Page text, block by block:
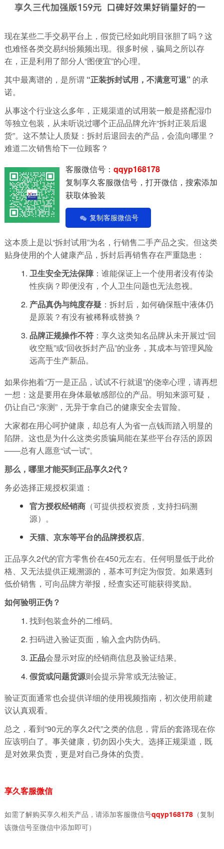
现在某些二手交易平台上，假货已经如此明目张胆了吗？这
也难怪各类交易纠纷频频出现。很多时候，骗局之所以存
在，正是利用了部分人“图便宜”的心理。
其中最离谱的，是所谓 “正装拆封试用，不满意可退” 的承
诺。
从事这个行业这么多年，正规渠道的试用装一般是搭配湿巾
等独立包装，从未听说过哪个正品品牌允许“拆封正装后退
货”。这不禁让人质疑：拆封后退回去的产品，会流向哪里？
难道二次销售给下一位顾客？
客服微信号： qqyp168178
复制享久客服微信号，打开微信，搜索添加
获取体验装
复制客服微信号
这本质上是以“拆封试用”为名，行销售二手产品之实。但这类
贴身使用的个人健康产品，拆封后再销售存在严重隐患：
卫生安全无法保障：谁能保证上一个使用者没有传染
性疾病？即便没有，个人卫生问题也无法忽视。
产品真伪与纯度存疑：拆封后，如何确保瓶中液体仍
是原装？有没有被稀释或替换？
品牌正规操作不符：享久这类知名品牌从未开展过“回
收空瓶”或“回收拆封产品”的业务，其成本与管理风险
远高于生产新品。
如果你抱着“万一是正品，试试不行就退”的侥幸心理，请再想
一想：这是要用在身体最敏感部位的产品。明知来源可疑，
仍让自己“亲测”，无异于拿自己的健康安全去冒险。
大家都在用心呵护健康，却总有人为省一点钱而踏入明显的
陷阱。这也是为什么这类劣质骗局能在某些平台存活的原因
——总有人愿意“试一试”。
那么，哪里才能买到正品享久2代？
务必选择正规授权渠道：
官方授权经销商（可提供授权资质，支持扫码溯
源）。
天猫、京东等平台的品牌授权店。
正品享久2代的官方零售价在450元左右。任何明显低于此价
格、又无法提供正规溯源的，基本可判定为假货。如果遇到
低价销售，可向品牌方举报，经查实还可能获得奖励。
如何验明正伪？
找到包装盒外的二维码。
扫码进入验证页面，输入盒内防伪码。
正品会显示对应的经销商信息及验证结果。
假货或问题货源则会提示异常或无法验证。
验证页面通常也会提供详细的使用视频指南，初次使用前建
议认真观看。
总之，看到“90元的享久2代”之类的信息，背后的套路现在你
应该明白了。事关健康，切勿因小失大。选择正规渠道，既
是对效果负责，更是对自己身体的负责。
享久客服微信
如需了解购买享久相关产品，请添加客服微信号qqyp168178（复制
该微信号至微信中添加即可）